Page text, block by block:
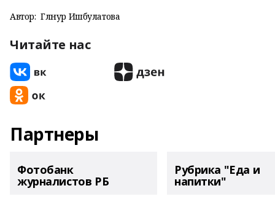
Автор: Гөлнур Ишбулатова
Читайте нас
Партнеры
Фотобанк
журналистов РБ
Рубрика "Еда и
напитки"